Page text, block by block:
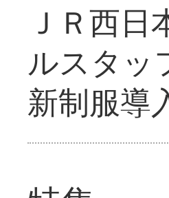
ＪＲ西
ルスタッ
新制服導